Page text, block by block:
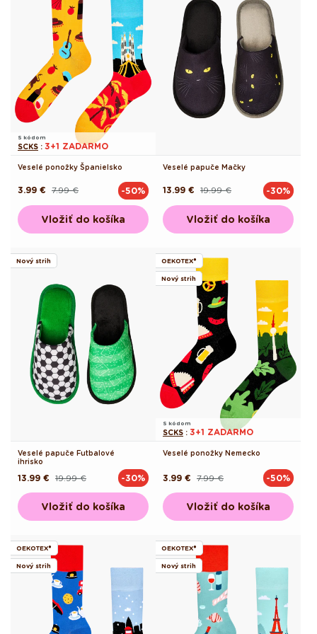
S kódom
SCKS : 3+1 ZADARMO
Veselé ponožky Španielsko
Pôvodná7.99 €
Akciová
3.99 € -50%
Vložiť do košíka
Veselé papuče Mačky
Pôvodná19.99 €
Akciová
13.99 € -30%
Vložiť do košíka
Nový strih
Veselé papuče Futbalové
ihrisko
Pôvodná19.99 €
Akciová
13.99 € -30%
Vložiť do košíka
OEKOTEX®
Nový strih
S kódom
SCKS : 3+1 ZADARMO
Veselé ponožky Nemecko
Pôvodná7.99 €
Akciová
3.99 € -50%
Vložiť do košíka
OEKOTEX®
Nový strih
OEKOTEX®
Nový strih